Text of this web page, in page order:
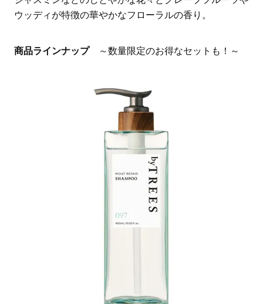
ウッディが特徴の華やかなフローラルの香り。
商品ラインナップ ～数量限定のお得なセットも！～